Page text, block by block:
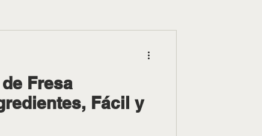
Fresa
Fácil y